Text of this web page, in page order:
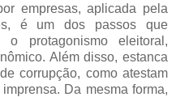
empresas, aplicada pela
é um dos passos que
protagonismo eleitoral,
Além disso, estanca
corrupção, como atestam
Da mesma forma,